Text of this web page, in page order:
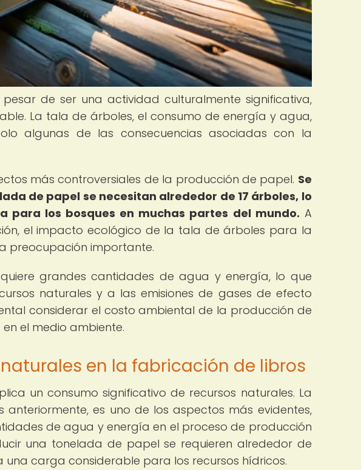
de ser una actividad culturalmente significativa,
La tala de árboles, el consumo de energía y agua,
algunas de las consecuencias asociadas con la
más controversiales de la producción de papel. Se
de papel se necesitan alrededor de 17 árboles, lo
para los bosques en muchas partes del mundo. A
el impacto ecológico de la tala de árboles para la
preocupación importante.
grandes cantidades de agua y energía, lo que
naturales y a las emisiones de gases de efecto
considerar el costo ambiental de la producción de
el medio ambiente.
en la fabricación de libros
un consumo significativo de recursos naturales. La
es uno de los aspectos más evidentes,
de agua y energía en el proceso de producción
una tonelada de papel se requieren alrededor de
una carga considerable para los recursos hídricos.